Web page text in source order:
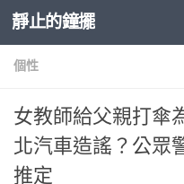
Skip to content
靜止的鐘擺
個性
女教師給父親打傘
北汽車造謠？公眾
推定